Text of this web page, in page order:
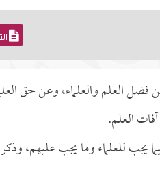
العلم والعلماء، وعن حق
العلم.
يجب للعلماء وما يجب عليهم،